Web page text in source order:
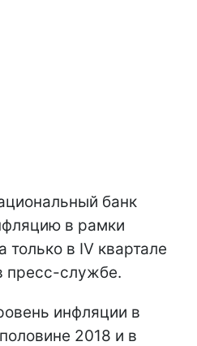
банк
в рамки
только в IV квартале
пресс-службе.
инфляции в
2018 и в